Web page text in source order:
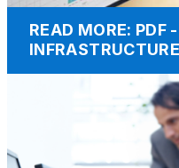
READ MORE: PDF